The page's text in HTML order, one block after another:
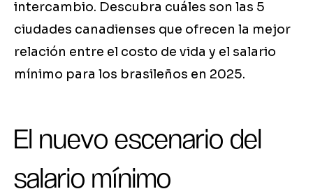
intercambio. Descubra cuáles son las 5
ciudades canadienses que ofrecen la mejor
relación entre el costo de vida y el salario
mínimo para los brasileños en 2025.
El nuevo escenario del
salario mínimo